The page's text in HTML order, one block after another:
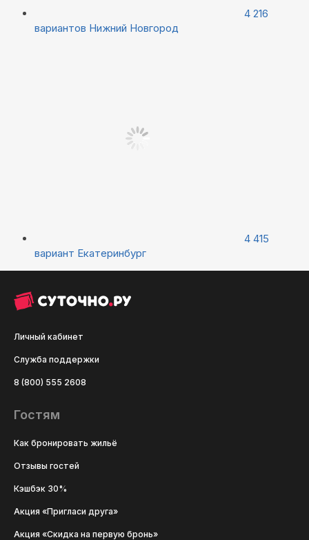
4 216
вариантов Нижний Новгород
4 415
вариант Екатеринбург
Личный кабинет
Служба поддержки
8 (800) 555 2608
Гостям
Как бронировать жильё
Отзывы гостей
Кэшбэк 30%
Акция «Пригласи друга»
Акция «Скидка на первую бронь»